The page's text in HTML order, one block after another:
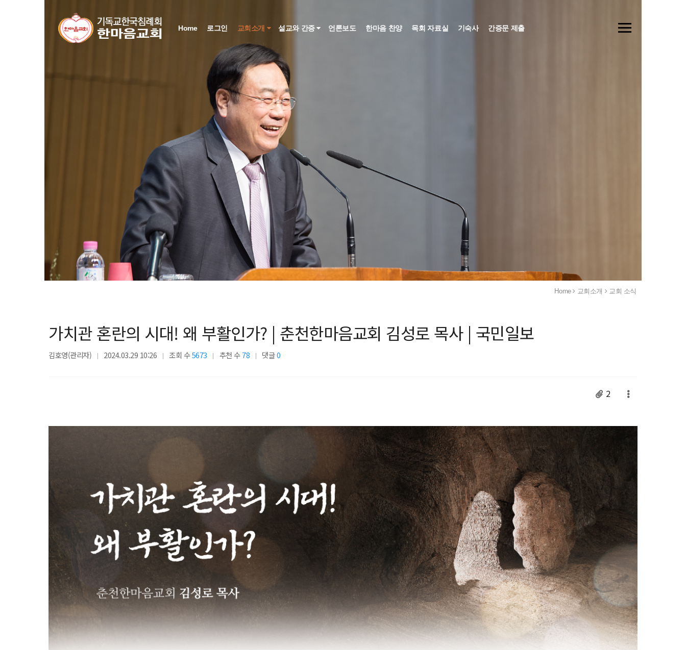
Home 로그인 교회소개 설교와 간증 언론보도 한마음 찬양 목회 자료실 기숙사 간증문 제출
Home 교회소개 교회 소식
가치관 혼란의 시대! 왜 부활인가? | 춘천한마음교회 김성로 목사 | 국민일보
김호영(관리자) 2024.03.29 10:26 조회 수5673 추천 수78 댓글0
2